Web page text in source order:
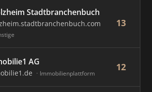
Stadtbranchenbuch
13
AG
Immobilienplattform
12